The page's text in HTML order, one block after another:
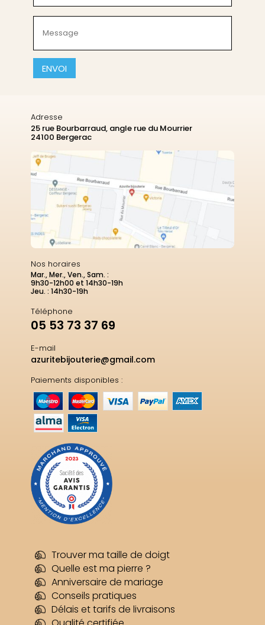
(Nécessaire)
(Nécessaire)
CAPTCHA
Adresse
25 rue Bourbarraud, angle rue du Mourrier
24100 Bergerac
Nos horaires
Mar., Mer., Ven., Sam. :
9h30-12h00 et 14h30-19h
Jeu. : 14h30-19h
Téléphone
05 53 73 37 69
E-mail
azuritebijouterie@gmail.com
Paiements disponibles :
Trouver ma taille de doigt
Quelle est ma pierre ?
Anniversaire de mariage
Conseils pratiques
Délais et tarifs de livraisons